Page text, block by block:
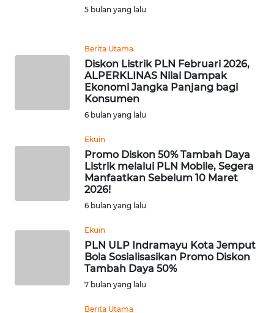
5 bulan yang lalu
Berita Utama
Diskon Listrik PLN Februari 2026,
ALPERKLINAS Nilai Dampak
Ekonomi Jangka Panjang bagi
Konsumen
6 bulan yang lalu
Ekuin
Promo Diskon 50% Tambah Daya
Listrik melalui PLN Mobile, Segera
Manfaatkan Sebelum 10 Maret
2026!
6 bulan yang lalu
Ekuin
PLN ULP Indramayu Kota Jemput
Bola Sosialisasikan Promo Diskon
Tambah Daya 50%
7 bulan yang lalu
Berita Utama
WN
WN